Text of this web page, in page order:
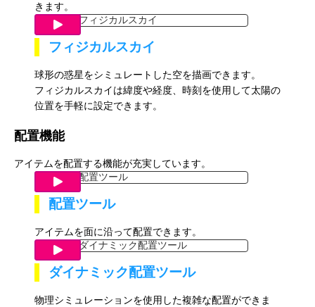
きます。
フィジカルスカイ
球形の惑星をシミュレートした空を描画できます。
フィジカルスカイは緯度や経度、時刻を使用して太陽の
位置を手軽に設定できます。
配置機能
アイテムを配置する機能が充実しています。
配置ツール
アイテムを面に沿って配置できます。
ダイナミック配置ツール
物理シミュレーションを使用した複雑な配置ができま